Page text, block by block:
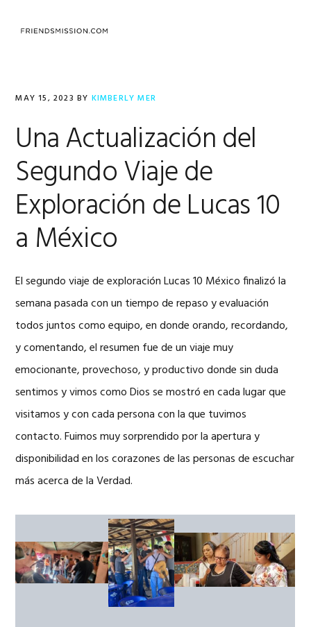
MAY 15, 2023 BY KIMBERLY MER
Una Actualización del
Segundo Viaje de
Exploración de Lucas 10
a México
El segundo viaje de exploración Lucas 10 México finalizó la
semana pasada con un tiempo de repaso y evaluación
todos juntos como equipo, en donde orando, recordando,
y comentando, el resumen fue de un viaje muy
emocionante, provechoso, y productivo donde sin duda
sentimos y vimos como Dios se mostró en cada lugar que
visitamos y con cada persona con la que tuvimos
contacto. Fuimos muy sorprendido por la apertura y
disponibilidad en los corazones de las personas de escuchar
más acerca de la Verdad.